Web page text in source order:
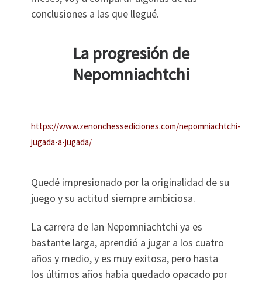
conclusiones a las que llegué.
La progresión de
Nepomniachtchi
https://www.zenonchessediciones.com/nepomniachtchi-
jugada-a-jugada/
Quedé impresionado por la originalidad de su
juego y su actitud siempre ambiciosa.
La carrera de Ian Nepomniachtchi ya es
bastante larga, aprendió a jugar a los cuatro
años y medio, y es muy exitosa, pero hasta
los últimos años había quedado opacado por